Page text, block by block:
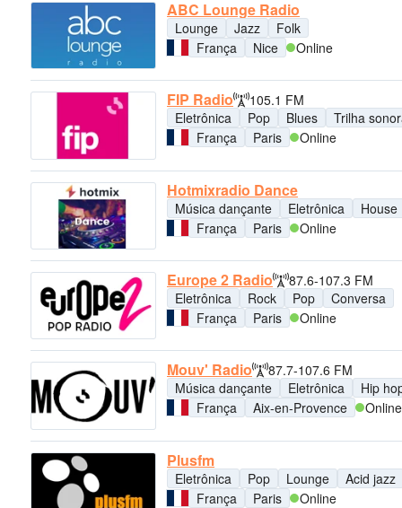
ABC Lounge Radio
Lounge Jazz
Folk
França
Nice Online
FIP Radio
105.1 FM
Eletrônica
Pop Blues
Trilha
França
Paris Online
Hotmixradio Dance
Música dançante Eletrônica
House
França
Paris Online
Europe 2 Radio
87.6-107.3 FM
Eletrônica
Rock Pop
Conversa
França
Paris Online
Mouv' Radio
87.7-107.6 FM
Música dançante
Eletrônica
Hip
França
Aix-en-Provence Online
Plusfm
Eletrônica Pop Lounge
Acid jazz
França
Paris Online